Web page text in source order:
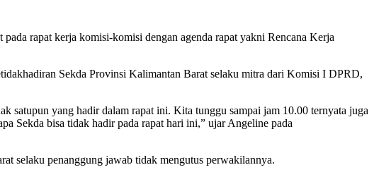
rapat kerja komisi-komisi dengan agenda rapat yakni Rencana Kerja
Sekda Provinsi Kalimantan Barat selaku mitra dari Komisi I DPRD,
satupun yang hadir dalam rapat ini. Kita tunggu sampai jam 10.00 ternyata juga
Sekda bisa tidak hadir pada rapat hari ini,” ujar Angeline pada
selaku penanggung jawab tidak mengutus perwakilannya.